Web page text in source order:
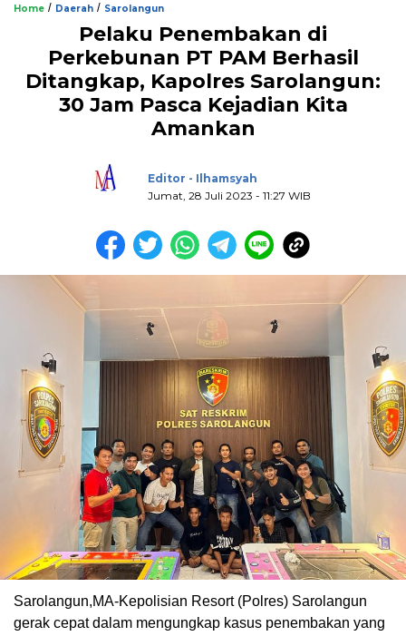
Home / Daerah / Sarolangun
Pelaku Penembakan di
Perkebunan PT PAM Berhasil
Ditangkap, Kapolres Sarolangun:
30 Jam Pasca Kejadian Kita
Amankan
Editor - Ilhamsyah
Jumat, 28 Juli 2023 - 11:27 WIB
Sarolangun,MA-Kepolisian Resort (Polres) Sarolangun
gerak cepat dalam mengungkap kasus penembakan yang